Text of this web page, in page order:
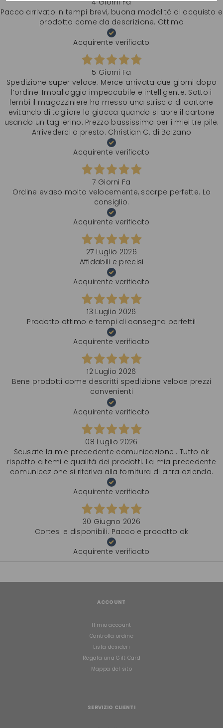
4 Giorni Fa
Pacco arrivato in tempi brevi, buona modalità di acquisto e
prodotto come da descrizione. Ottimo
Acquirente verificato
5 Giorni Fa
Spedizione super veloce. Merce arrivata due giorni dopo
l‘ordine. Imballaggio impeccabile e intelligente. Sotto i
lembi il magazziniere ha messo una striscia di cartone
evitando di tagliare la giacca quando si apre il cartone
usando un taglierino. Prezzo bassissimo per i miei tre pile.
Arrivederci a presto. Christian C. di Bolzano
Acquirente verificato
7 Giorni Fa
Ordine evaso molto velocemente, scarpe perfette. Lo
consiglio.
Acquirente verificato
27 Luglio 2026
Affidabili e precisi
Acquirente verificato
13 Luglio 2026
Prodotto ottimo e tempi di consegna perfetti!
Acquirente verificato
12 Luglio 2026
Bene prodotti come descritti spedizione veloce prezzi
convenienti
Acquirente verificato
08 Luglio 2026
Scusate la mie precedente comunicazione . Tutto ok
rispetto a temi e qualità dei prodotti. La mia precedente
comunicazione si riferiva alla fornitura di altra azienda.
Acquirente verificato
30 Giugno 2026
Cortesi e disponibili. Pacco e prodotto ok
Acquirente verificato
ACCOUNT
Il mio account
Controlla ordine
Lista desideri
Regala una Gift Card
Mappa del sito
SERVIZIO CLIENTI